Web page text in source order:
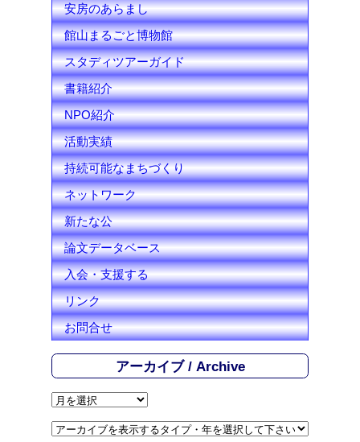
n
e
l
安房のあらまし
館山まるごと博物館
スタディツアーガイド
書籍紹介
NPO紹介
活動実績
持続可能なまちづくり
ネットワーク
新たな公
論文データベース
入会・支援する
リンク
お問合せ
アーカイブ / Archive
ア
カ